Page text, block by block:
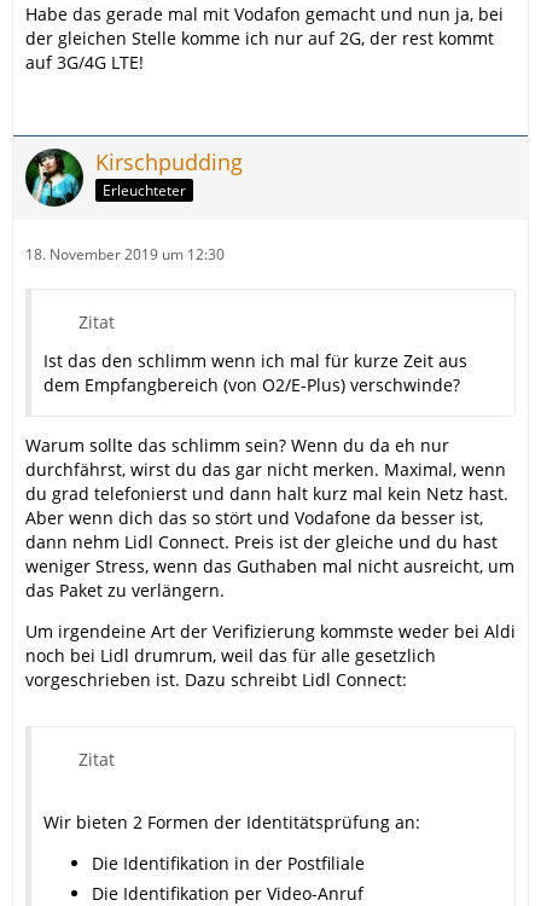
Habe das gerade mal mit Vodafon gemacht und nun ja, bei
der gleichen Stelle komme ich nur auf 2G, der rest kommt
auf 3G/4G LTE!
Kirschpudding
Erleuchteter
18. November 2019 um 12:30
Zitat
Ist das den schlimm wenn ich mal für kurze Zeit aus
dem Empfangbereich (von O2/E-Plus) verschwinde?
Warum sollte das schlimm sein? Wenn du da eh nur
durchfährst, wirst du das gar nicht merken. Maximal, wenn
du grad telefonierst und dann halt kurz mal kein Netz hast.
Aber wenn dich das so stört und Vodafone da besser ist,
dann nehm Lidl Connect. Preis ist der gleiche und du hast
weniger Stress, wenn das Guthaben mal nicht ausreicht, um
das Paket zu verlängern.
Um irgendeine Art der Verifizierung kommste weder bei Aldi
noch bei Lidl drumrum, weil das für alle gesetzlich
vorgeschrieben ist. Dazu schreibt Lidl Connect:
Zitat
Wir bieten 2 Formen der Identitätsprüfung an:
Die Identifikation in der Postfiliale
Die Identifikation per Video-Anruf